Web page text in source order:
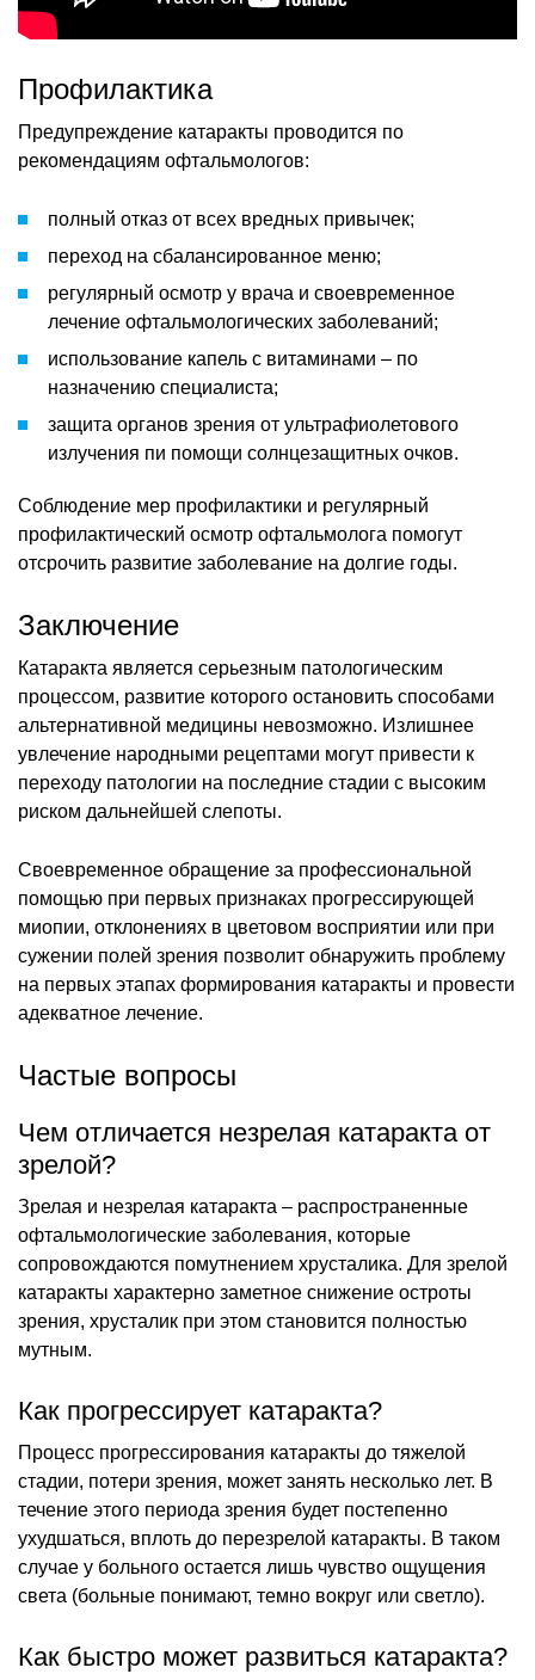
Профилактика
Предупреждение катаракты проводится по
рекомендациям офтальмологов:
полный отказ от всех вредных привычек;
переход на сбалансированное меню;
регулярный осмотр у врача и своевременное
лечение офтальмологических заболеваний;
использование капель с витаминами – по
назначению специалиста;
защита органов зрения от ультрафиолетового
излучения пи помощи солнцезащитных очков.
Соблюдение мер профилактики и регулярный
профилактический осмотр офтальмолога помогут
отсрочить развитие заболевание на долгие годы.
Заключение
Катаракта является серьезным патологическим
процессом, развитие которого остановить способами
альтернативной медицины невозможно. Излишнее
увлечение народными рецептами могут привести к
переходу патологии на последние стадии с высоким
риском дальнейшей слепоты.
Своевременное обращение за профессиональной
помощью при первых признаках прогрессирующей
миопии, отклонениях в цветовом восприятии или при
сужении полей зрения позволит обнаружить проблему
на первых этапах формирования катаракты и провести
адекватное лечение.
Частые вопросы
Чем отличается незрелая катаракта от
зрелой?
Зрелая и незрелая катаракта – распространенные
офтальмологические заболевания, которые
сопровождаются помутнением хрусталика. Для зрелой
катаракты характерно заметное снижение остроты
зрения, хрусталик при этом становится полностью
мутным.
Как прогрессирует катаракта?
Процесс прогрессирования катаракты до тяжелой
стадии, потери зрения, может занять несколько лет. В
течение этого периода зрения будет постепенно
ухудшаться, вплоть до перезрелой катаракты. В таком
случае у больного остается лишь чувство ощущения
света (больные понимают, темно вокруг или светло).
Как быстро может развиться катаракта?